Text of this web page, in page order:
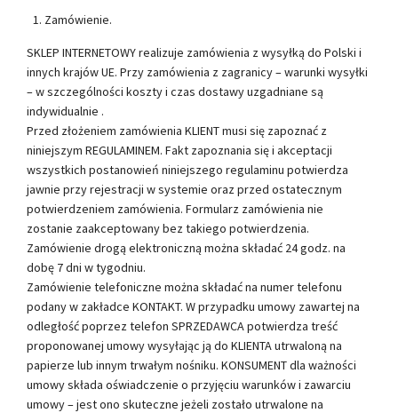
Zamówienie.
SKLEP INTERNETOWY realizuje zamówienia z wysyłką do Polski i
innych krajów UE. Przy zamówienia z zagranicy – warunki wysyłki
– w szczególności koszty i czas dostawy uzgadniane są
indywidualnie .
Przed złożeniem zamówienia KLIENT musi się zapoznać z
niniejszym REGULAMINEM. Fakt zapoznania się i akceptacji
wszystkich postanowień niniejszego regulaminu potwierdza
jawnie przy rejestracji w systemie oraz przed ostatecznym
potwierdzeniem zamówienia. Formularz zamówienia nie
zostanie zaakceptowany bez takiego potwierdzenia.
Zamówienie drogą elektroniczną można składać 24 godz. na
dobę 7 dni w tygodniu.
Zamówienie telefoniczne można składać na numer telefonu
podany w zakładce KONTAKT. W przypadku umowy zawartej na
odległość poprzez telefon SPRZEDAWCA potwierdza treść
proponowanej umowy wysyłając ją do KLIENTA utrwaloną na
papierze lub innym trwałym nośniku. KONSUMENT dla ważności
umowy składa oświadczenie o przyjęciu warunków i zawarciu
umowy – jest ono skuteczne jeżeli zostało utrwalone na